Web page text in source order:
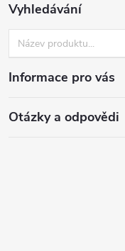
Vyhledávání
Informace pro vás
Otázky a odpovědi